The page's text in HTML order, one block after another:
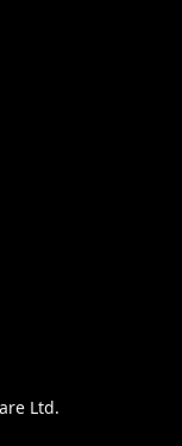
Ltd.